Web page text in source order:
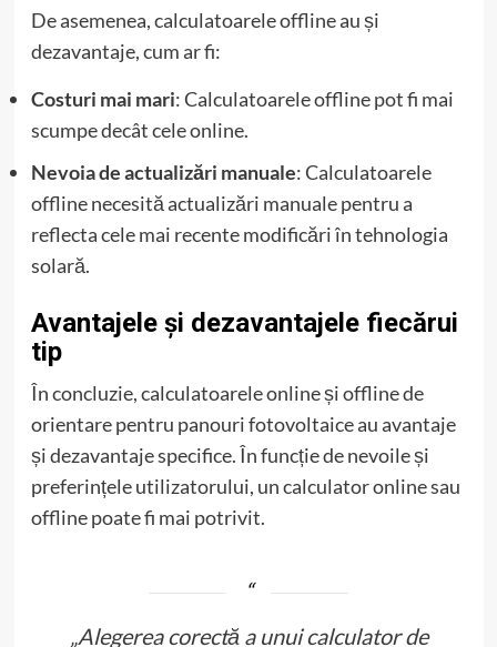
De asemenea, calculatoarele offline au și
dezavantaje, cum ar fi:
Costuri mai mari: Calculatoarele offline pot fi mai
scumpe decât cele online.
Nevoia de actualizări manuale: Calculatoarele
offline necesită actualizări manuale pentru a
reflecta cele mai recente modificări în tehnologia
solară.
Avantajele și dezavantajele fiecărui
tip
În concluzie, calculatoarele online și offline de
orientare pentru panouri fotovoltaice au avantaje
și dezavantaje specifice. În funcție de nevoile și
preferințele utilizatorului, un calculator online sau
offline poate fi mai potrivit.
„Alegerea corectă a unui calculator de